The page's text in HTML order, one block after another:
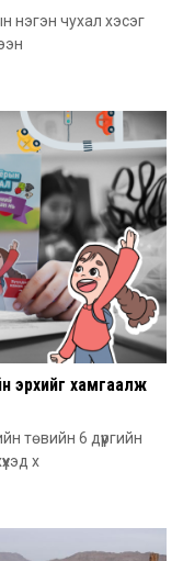
нэгэн чухал хэсэг
эрхийг хамгаалж
төвийн 6 дүүргийн
х